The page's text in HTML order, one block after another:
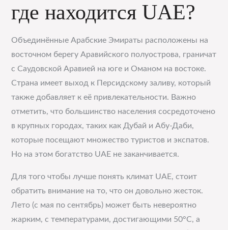
где находится UAE?
Объединённые Арабские Эмираты расположены на
восточном берегу Аравийского полуострова, граничат
с Саудовской Аравией на юге и Оманом на востоке.
Страна имеет выход к Персидскому заливу, который
также добавляет к её привлекательности. Важно
отметить, что большинство населения сосредоточено
в крупных городах, таких как Дубай и Абу-Даби,
которые посещают множество туристов и экспатов.
Но на этом богатство UAE не заканчивается.
Для того чтобы лучше понять климат UAE, стоит
обратить внимание на то, что он довольно жесток.
Лето (с мая по сентябрь) может быть невероятно
жарким, с температурами, достигающими 50°C, а